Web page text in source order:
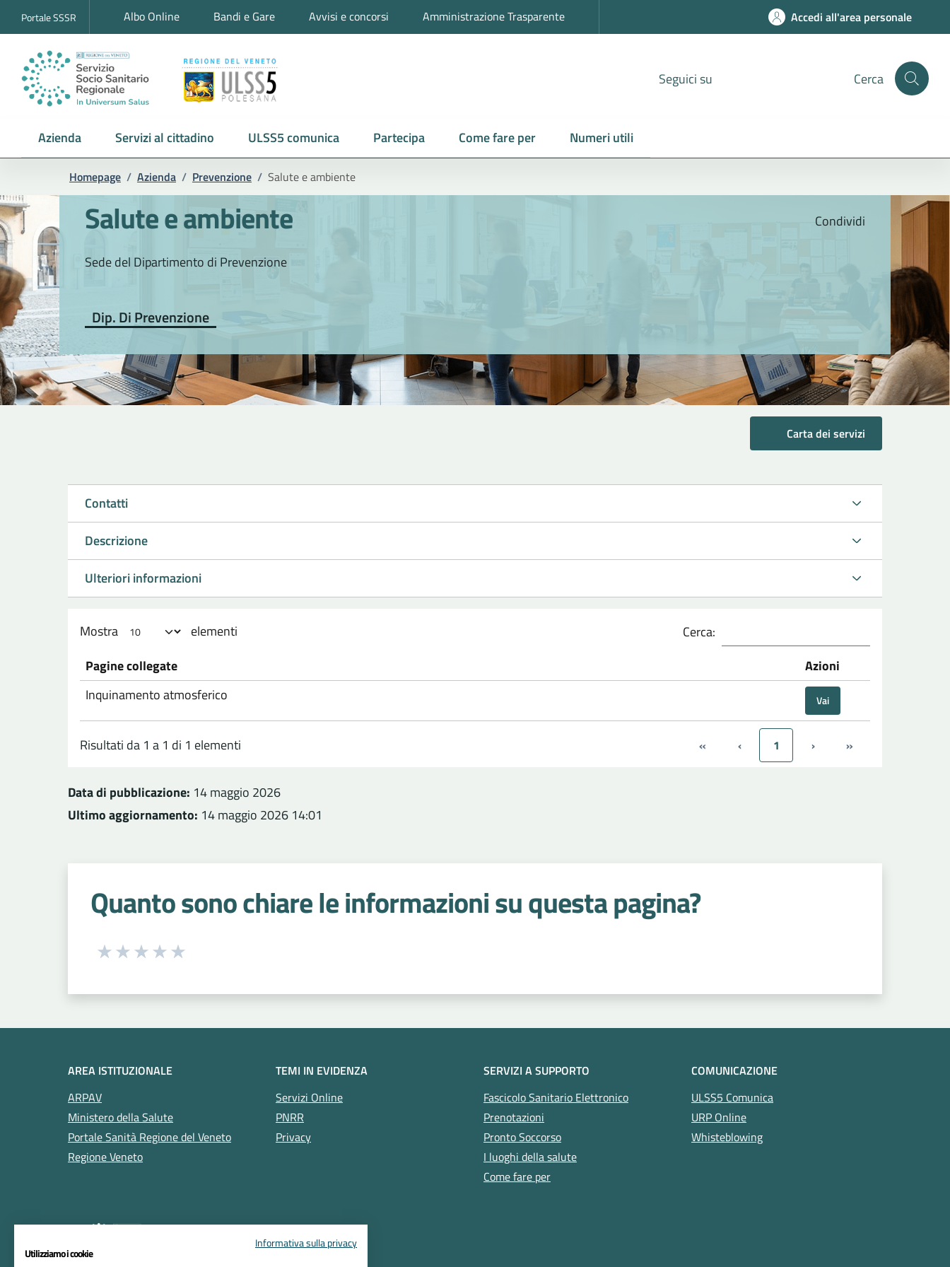
Portale SSSR Albo Online Bandi e Gare Avvisi e concorsi Amministrazione Trasparente Accedi all'area personale
Seguici su Cerca
Azienda Servizi al cittadino ULSS5 comunica Partecipa Come fare per Numeri utili
Homepage / Azienda / Prevenzione / Salute e ambiente
Condividi
Salute e ambiente
Sede del Dipartimento di Prevenzione
Dip. Di Prevenzione
Carta dei servizi
Contatti
Descrizione
Ulteriori informazioni
Mostra elementi
Cerca:
Pagine collegate
Azioni
Inquinamento atmosferico
Vai
Risultati da 1 a 1 di 1 elementi « ‹ 1 › »
Data di pubblicazione: 14 maggio 2026
Ultimo aggiornamento: 14 maggio 2026 14:01
Quanto sono chiare le informazioni su questa pagina?
Seleziona una valutazione da 1 a 5 stelle
AREA ISTITUZIONALE
ARPAV
Ministero della Salute
Portale Sanità Regione del Veneto
Regione Veneto
TEMI IN EVIDENZA
Servizi Online
PNRR
Privacy
SERVIZI A SUPPORTO
Fascicolo Sanitario Elettronico
Prenotazioni
Pronto Soccorso
I luoghi della salute
Come fare per
COMUNICAZIONE
ULSS5 Comunica
URP Online
Whisteblowing
Informativa sulla privacy
Utilizziamo i cookie